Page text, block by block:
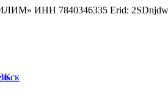
ИНН 7840346335 Erid: